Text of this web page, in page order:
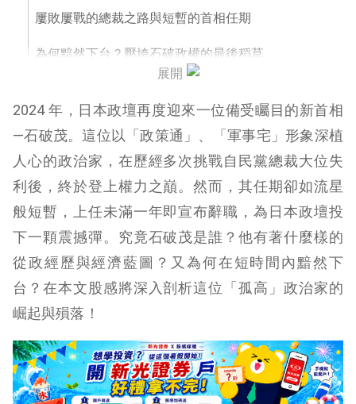
屢敗屢戰的總裁之路與短暫的首相任期
為何黯然下台？壓垮石破政權的最後稻草
展開
2024 年，日本政壇再度迎來一位備受矚目的新首相
—石破茂。這位以「政策通」、「軍事宅」形象深植
人心的政治家，在歷經多次挑戰自民黨總裁大位失
利後，終於登上權力之巔。然而，其任期卻如流星
般短暫，上任未滿一年即宣布辭職，為日本政壇投
下一顆震撼彈。究竟石破茂是誰？他有著什麼樣的
從政經歷與經濟藍圖？又為何在短時間內黯然下
台？在本文股感將深入剖析這位「孤高」政治家的
崛起與殞落！